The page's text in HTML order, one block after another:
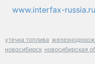
www.interfax-russia.ru
утечка топлива
новосибирск новосибирская